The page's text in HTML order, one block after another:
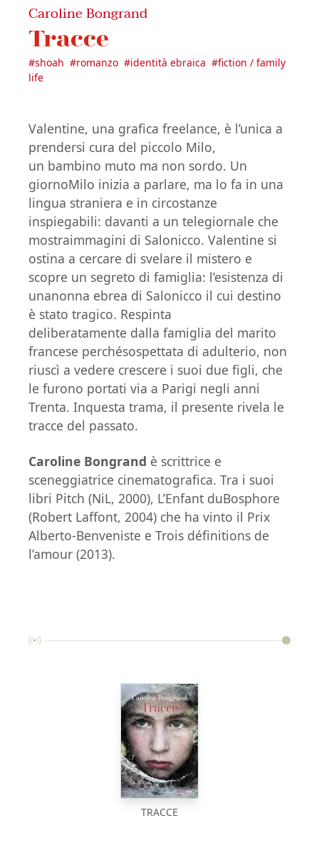
Caroline Bongrand
Tracce
#shoah #romanzo #identità ebraica #fiction / family
life
Valentine, una grafica freelance, è l’unica a
prendersi cura del piccolo Milo,
un bambino muto ma non sordo. Un
giornoMilo inizia a parlare, ma lo fa in una
lingua straniera e in circostanze
inspiegabili: davanti a un telegiornale che
mostraimmagini di Salonicco. Valentine si
ostina a cercare di svelare il mistero e
scopre un segreto di famiglia: l’esistenza di
unanonna ebrea di Salonicco il cui destino
è stato tragico. Respinta
deliberatamente dalla famiglia del marito
francese perchésospettata di adulterio, non
riuscì a vedere crescere i suoi due figli, che
le furono portati via a Parigi negli anni
Trenta. Inquesta trama, il presente rivela le
tracce del passato.
Caroline Bongrand è scrittrice e
sceneggiatrice cinematografica. Tra i suoi
libri Pitch (NiL, 2000), L’Enfant duBosphore
(Robert Laffont, 2004) che ha vinto il Prix
Alberto-Benveniste e Trois définitions de
l’amour (2013).
TRACCE